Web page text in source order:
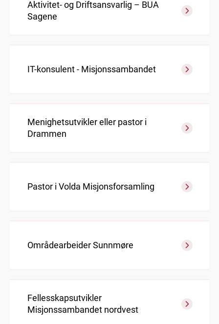
Aktivitet- og Driftsansvarlig – BUA
Sagene
IT-konsulent - Misjonssambandet
Menighetsutvikler eller pastor i
Drammen
Pastor i Volda Misjonsforsamling
Områdearbeider Sunnmøre
Fellesskapsutvikler
Misjonssambandet nordvest